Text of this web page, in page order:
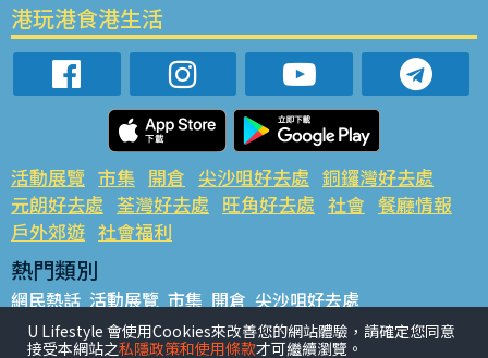
港玩港食港生活
活動展覽 市集 開倉 尖沙咀好去處 銅鑼灣好去處
元朗好去處 荃灣好去處 旺角好去處 社會 餐廳情報
戶外郊遊 社會福利
熱門類別
網民熱話 活動展覽 市集 開倉 尖沙咀好去處
銅鑼灣好去處 元朗好去處 荃灣好去處 旺角好去處 社會
餐廳情報 戶外郊遊
U Lifestyle 會使用Cookies來改善您的網站體驗，請確定您同意
接受本網站之私隱政策和使用條款才可繼續瀏覽。